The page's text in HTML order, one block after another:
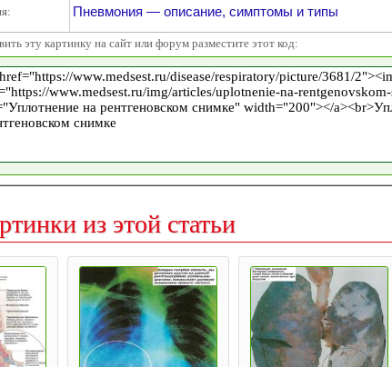
Пневмония — описание, симптомы и типы
эту картинку на сайт или форум разместите этот код:
из этой статьи